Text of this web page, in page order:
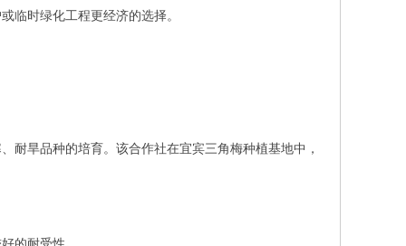
临时绿化工程更经济的选择。
耐旱品种的培育。该合作社在宜宾三角梅种植基地中，